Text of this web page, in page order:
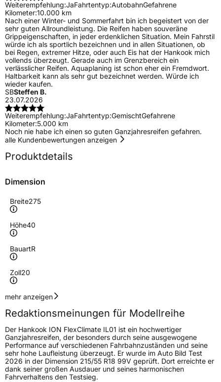
Weiterempfehlung:JaFahrtentyp:AutobahnGefahrene
Kilometer:10.000 km
Nach einer Winter- und Sommerfahrt bin ich begeistert von der
sehr guten Allroundleistung. Die Reifen haben souveräne
Grippeigenschaften, in jeder erdenklichen Situation. Mein Fahrstil
würde ich als sportlich bezeichnen und in allen Situationen, ob
bei Regen, extremer Hitze, oder auch Eis hat der Hankook mich
vollends überzeugt. Gerade auch im Grenzbereich ein
verlässlicher Reifen. Aquaplaning ist schon eher ein Fremdwort.
Haltbarkeit kann als sehr gut bezeichnet werden. Würde ich
wieder kaufen.
SBSteffen B.
23.07.2026
Weiterempfehlung:JaFahrtentyp:GemischtGefahrene
Kilometer:5.000 km
Noch nie habe ich einen so guten Ganzjahresreifen gefahren.
alle Kundenbewertungen anzeigen
Produktdetails
Dimension
Breite275
Höhe40
BauartR
Zoll20
Geschwindigkeitsindex
Höchstgeschwindigkeit
300 km/h
Lastindex106
Höchstlast950 kg
Gewicht (in kg)14,537 kg
mehr anzeigen
Redaktionsmeinungen für Modellreihe
Der Hankook ION FlexClimate IL01 ist ein hochwertiger
Ganzjahresreifen, der besonders durch seine ausgewogene
Performance auf verschiedenen Fahrbahnzuständen und seine
sehr hohe Laufleistung überzeugt. Er wurde im Auto Bild Test
2026 in der Dimension 215/55 R18 99V geprüft. Dort erreichte er
dank seiner großen Ausdauer und seines harmonischen
Fahrverhaltens den Testsieg.